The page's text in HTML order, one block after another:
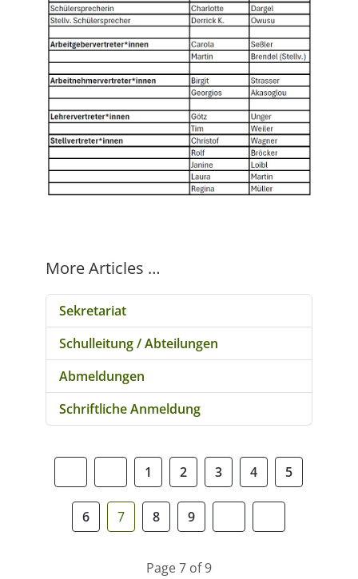
More Articles …
Sekretariat
Schulleitung / Abteilungen
Abmeldungen
Schriftliche Anmeldung
1 2 3 4 5
6 7 8 9
Page 7 of 9